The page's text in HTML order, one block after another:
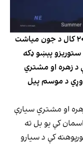
د امریکا فضايي ادارې ناسا ویلي، چې د ۲۰۲۶ کال د جون میاشت
ستوریزو پېښو ډکه
د زهره او مشتري
د موسم پیل
او مشتري سیارې
کې یو بل ته
کې د سیارو